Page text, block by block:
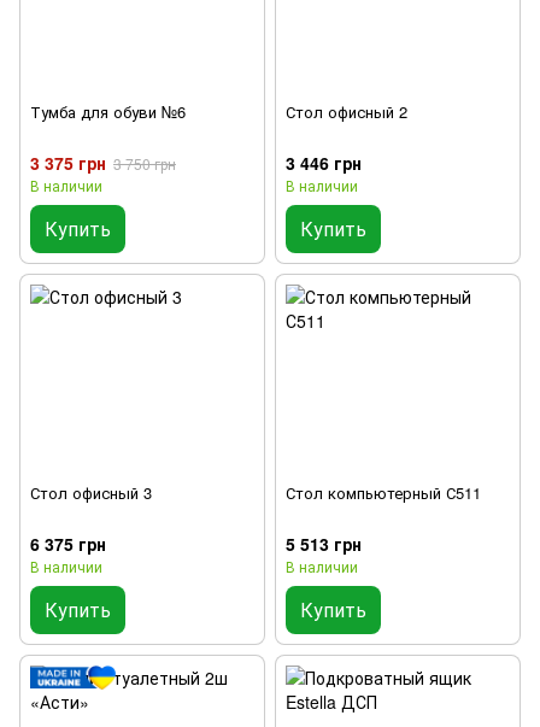
Тумба для обуви №6
3 375 грн 3 750 грн
В наличии
Купить
Стол офисный 2
3 446 грн
В наличии
Купить
Стол офисный 3
6 375 грн
В наличии
Купить
Стол компьютерный С511
5 513 грн
В наличии
Купить